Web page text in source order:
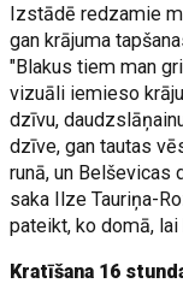
Izstādē redzamie
gan krājuma
"Blakus tiem man
vizuāli iemieso
dzīvu,
dzīve, gan tautas
runā, un Belševicas
saka Ilze Tauriņa-
pateikt, ko domā,
Kratīšana 16